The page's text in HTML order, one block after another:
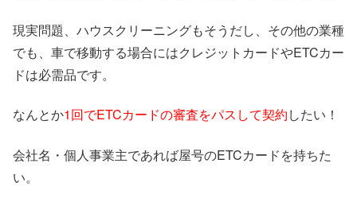
現実問題、ハウスクリーニングもそうだし、その他の業種
でも、車で移動する場合にはクレジットカードやETCカー
ドは必需品です。
なんとか1回でETCカードの審査をパスして契約したい！
会社名・個人事業主であれば屋号のETCカードを持ちた
い。